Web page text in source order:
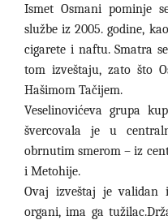
Ismet Osmani pominje
službe iz 2005. godine,
cigarete i naftu. Smatra
tom izveštaju, zato što
Hašimom Tačijem.
Veselinovićeva grupa
švercovala je u
obrnutim smerom – iz
i Metohije.
Ovaj izveštaj je validan
organi, ima ga